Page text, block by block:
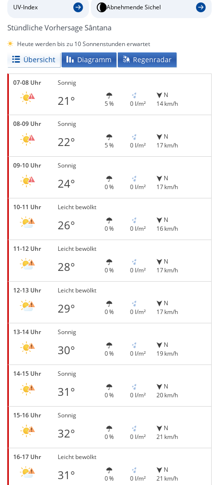
UV-Index Abnehmende Sichel
Stündliche Vorhersage Sântana
Heute werden bis zu 10 Sonnenstunden erwartet
Übersicht Diagramm Regenradar
07-08 Uhr Sonnig
21° 5 % 0 l/m²
N
14 km/h
08-09 Uhr Sonnig
22° 5 % 0 l/m²
N
17 km/h
09-10 Uhr Sonnig
24° 0 % 0 l/m²
N
17 km/h
10-11 Uhr Leicht bewölkt
26° 0 % 0 l/m²
N
16 km/h
11-12 Uhr Leicht bewölkt
28° 0 % 0 l/m²
N
17 km/h
12-13 Uhr Leicht bewölkt
29° 0 % 0 l/m²
N
17 km/h
13-14 Uhr Sonnig
30° 0 % 0 l/m²
N
19 km/h
14-15 Uhr Sonnig
31° 0 % 0 l/m²
N
20 km/h
15-16 Uhr Sonnig
32° 0 % 0 l/m²
N
21 km/h
16-17 Uhr Leicht bewölkt
31° 0 % 0 l/m²
N
21 km/h